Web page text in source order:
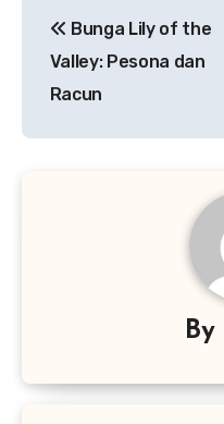
pos
Bunga Lily of the
Valley: Pesona dan
Racun
By